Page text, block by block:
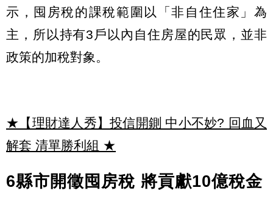
示，囤房稅的課稅範圍以「非自住住家」為
主，所以持有3戶以內自住房屋的民眾，並非
政策的加稅對象。
★【理財達人秀】投信開鍘 中小不妙? 回血又
解套 清單勝利組 ★
6縣市開徵囤房稅 將貢獻10億稅金